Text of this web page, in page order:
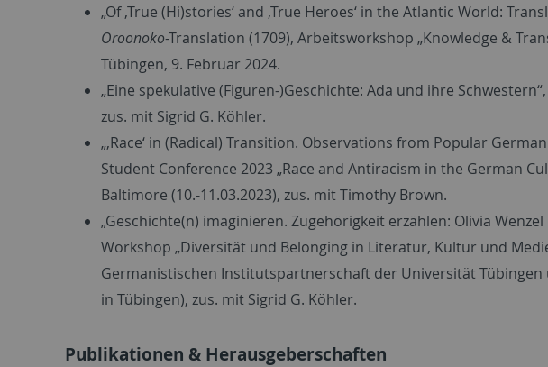
„Of ‚True (Hi)stories‘ and ‚True Heroes‘ in the Atlantic World:
Oroonoko-Translation (1709), Arbeitsworkshop „Knowledge &
Tübingen, 9. Februar 2024.
„Eine spekulative (Figuren-)Geschichte: Ada und ihre
zus. mit Sigrid G. Köhler.
„‚Race‘ in (Radical) Transition. Observations from Popular
Student Conference 2023 „Race and Antiracism in the German
Baltimore (10.-11.03.2023), zus. mit Timothy Brown.
„Geschichte(n) imaginieren. Zugehörigkeit erzählen: Olivia
Workshop „Diversität und Belonging in Literatur, Kultur und
Germanistischen Institutspartnerschaft der Universität Tübingen
in Tübingen), zus. mit Sigrid G. Köhler.
Publikationen & Herausgeberschaften